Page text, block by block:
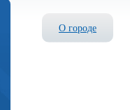
О городе